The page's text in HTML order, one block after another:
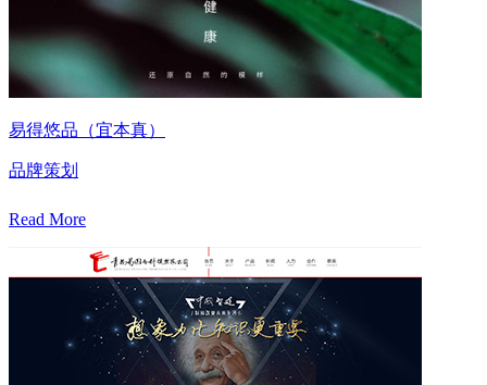
易得悠品（宜本真）
品牌策划
Read More